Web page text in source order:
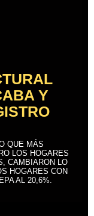
Y
QUE MÁS
LOS HOGARES
CAMBIARON LO
HOGARES CON
AL 20,6%.